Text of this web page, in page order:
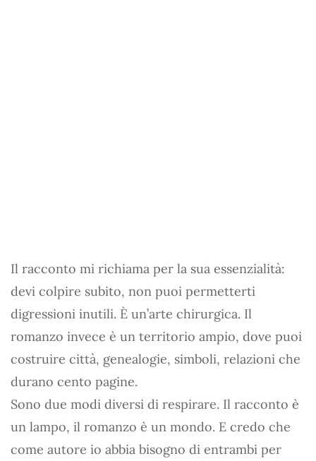
Il racconto mi richiama per la sua essenzialità:
devi colpire subito, non puoi permetterti
digressioni inutili. È un’arte chirurgica. Il
romanzo invece è un territorio ampio, dove puoi
costruire città, genealogie, simboli, relazioni che
durano cento pagine.
Sono due modi diversi di respirare. Il racconto è
un lampo, il romanzo è un mondo. E credo che
come autore io abbia bisogno di entrambi per